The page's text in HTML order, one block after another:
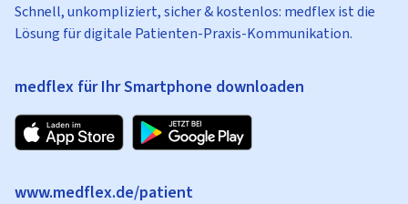
Schnell, unkompliziert, sicher & kostenlos: medflex ist die
Lösung für digitale Patienten-Praxis-Kommunikation.
medflex für Ihr Smartphone downloaden
www.medflex.de/patient